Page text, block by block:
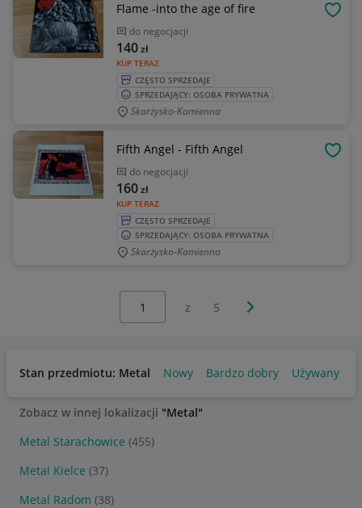
Flame -into the age of fire
do negocjacji
KUP TERAZ
140zł
CZĘSTO SPRZEDAJE
SPRZEDAJĄCY: OSOBA PRYWATNA
Skarżysko-Kamienna
Fifth Angel - Fifth Angel
do negocjacji
KUP TERAZ
160zł
CZĘSTO SPRZEDAJE
SPRZEDAJĄCY: OSOBA PRYWATNA
Skarżysko-Kamienna
z 5 Następna strona
Stan przedmiotu: Metal Nowy Bardzo dobry Używany
Zobacz w innej lokalizacji "Metal"
Metal Starachowice (455)
Metal Kielce (37)
Metal Radom (38)